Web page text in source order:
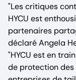
"Les critiques
HYCU est
partenaires
déclaré Angela
"HYCU est en
de protection des